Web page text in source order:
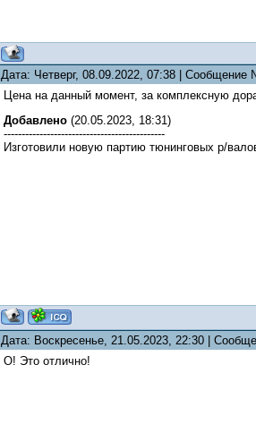
Дата: Четверг, 08.09.2022, 07:38 | Сообщение
Цена на данный момент, за комплексную
Добавлено (20.05.2023, 18:31)
---------------------------------------------
Изготовили новую партию тюнинговых р/
Дата: Воскресенье, 21.05.2023, 22:30 |
О! Это отлично!